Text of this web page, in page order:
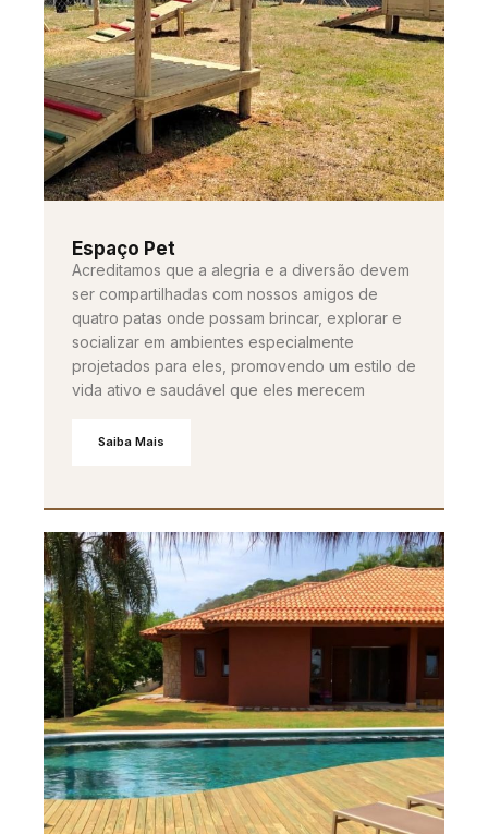
Espaço Pet
Acreditamos que a alegria e a diversão devem
ser compartilhadas com nossos amigos de
quatro patas onde possam brincar, explorar e
socializar em ambientes especialmente
projetados para eles, promovendo um estilo de
vida ativo e saudável que eles merecem
Saiba Mais